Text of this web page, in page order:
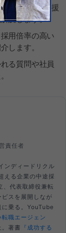
就職・転職支援
説します。
用倍率の高い
します。
る質問や社員
責任者
ンディードリクル
える企業の中途採
、代表取締役兼転
スを展開しなが
に乗る。YouTube
転職エージェン
著書 『成功する